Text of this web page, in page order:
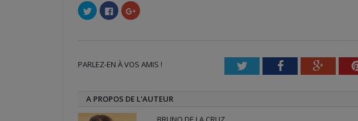
Cliquez
pour
partager
fenêtre)
Cliquez
pour
partager
fenêtre)
Cliquez
pour
nouvelle
PARLEZ-EN À VOS AMIS ! TwitterFacebook
A PROPOS DE L'AUTEUR